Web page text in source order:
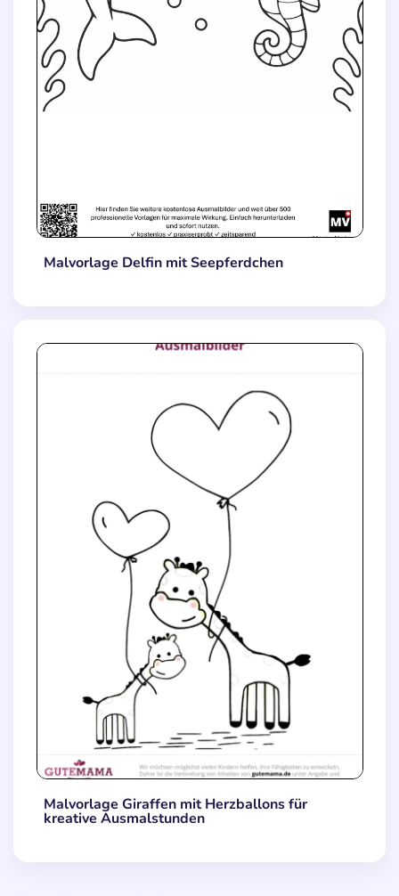
Malvorlage Delfin mit Seepferdchen
Malvorlage Giraffen mit Herzballons für
kreative Ausmalstunden